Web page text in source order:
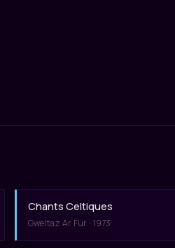
Chants Celtiques
Gweltaz Ar Fur · 1973